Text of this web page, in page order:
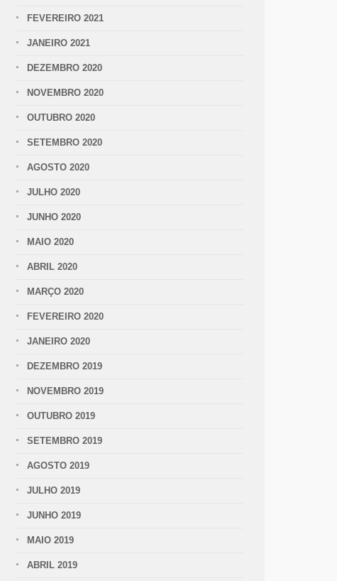
FEVEREIRO 2021
JANEIRO 2021
DEZEMBRO 2020
NOVEMBRO 2020
OUTUBRO 2020
SETEMBRO 2020
AGOSTO 2020
JULHO 2020
JUNHO 2020
MAIO 2020
ABRIL 2020
MARÇO 2020
FEVEREIRO 2020
JANEIRO 2020
DEZEMBRO 2019
NOVEMBRO 2019
OUTUBRO 2019
SETEMBRO 2019
AGOSTO 2019
JULHO 2019
JUNHO 2019
MAIO 2019
ABRIL 2019